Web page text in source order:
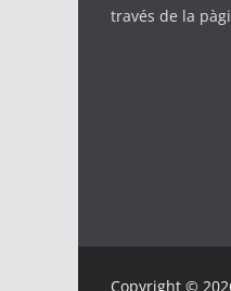
través de la
Copyright ©